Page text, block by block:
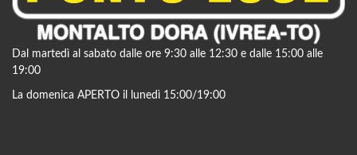
Dal martedì al sabato dalle ore 9:30 alle 12:30 e dalle 15:00 alle
19:00
La domenica APERTO il lunedì 15:00/19:00